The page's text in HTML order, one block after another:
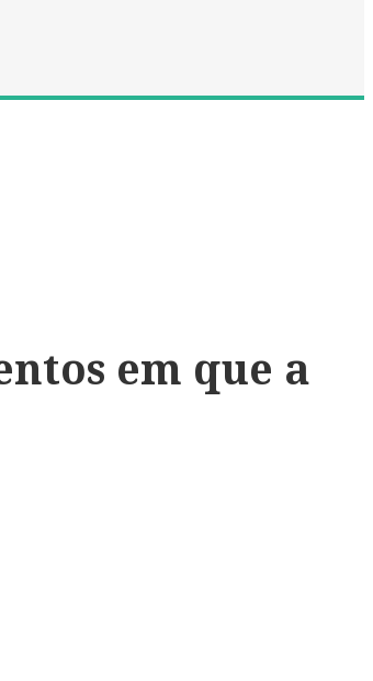
em que a